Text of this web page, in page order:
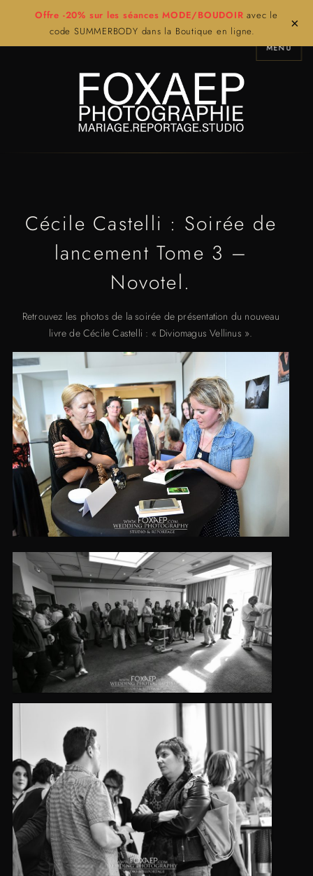
Offre -20% sur les séances MODE/BOUDOIR avec le
code SUMMERBODY dans la Boutique en ligne.
×
MENU
Cécile Castelli : Soirée de
lancement Tome 3 –
Novotel.
Retrouvez les photos de la soirée de présentation du nouveau
livre de Cécile Castelli : « Diviomagus Vellinus ».